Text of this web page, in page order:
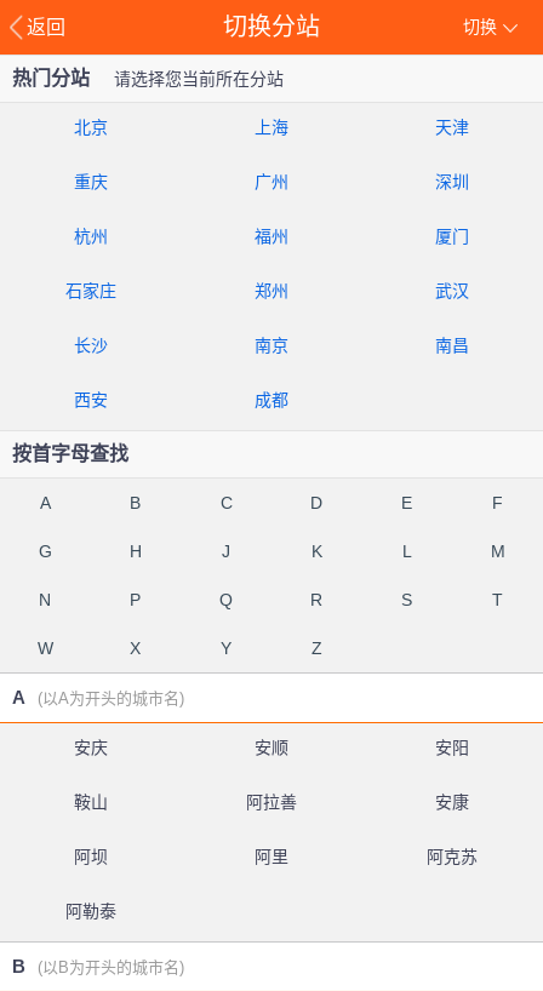
返回 切换
切换分站
热门分站 请选择您当前所在分站
北京 上海 天津
重庆 广州 深圳
杭州 福州 厦门
石家庄 郑州 武汉
长沙 南京 南昌
西安 成都
按首字母查找
A B C D E F
G H J K L M
N P Q R S T
W X Y Z
A (以A为开头的城市名)
安庆 安顺 安阳
鞍山 阿拉善 安康
阿坝 阿里 阿克苏
阿勒泰
B (以B为开头的城市名)